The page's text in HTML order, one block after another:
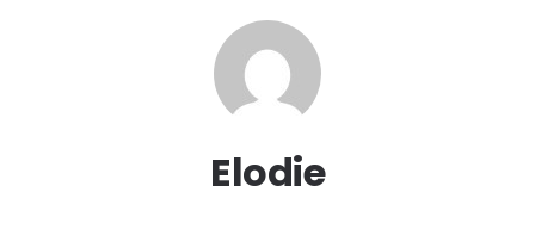
Elodie